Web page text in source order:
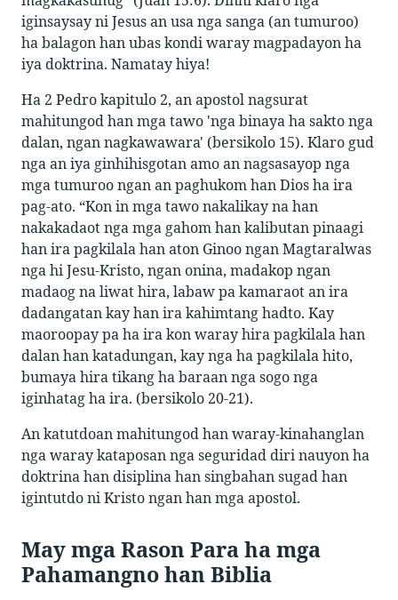
iginsaysay ni Jesus an usa nga sanga (an tumuroo)
ha balagon han ubas kondi waray magpadayon ha
iya doktrina. Namatay hiya!
Ha 2 Pedro kapitulo 2, an apostol nagsurat
mahitungod han mga tawo 'nga binaya ha sakto nga
dalan, ngan nagkawawara' (bersikolo 15). Klaro gud
nga an iya ginhihisgotan amo an nagsasayop nga
mga tumuroo ngan an paghukom han Dios ha ira
pag-ato. “Kon in mga tawo nakalikay na han
nakakadaot nga mga gahom han kalibutan pinaagi
han ira pagkilala han aton Ginoo ngan Magtaralwas
nga hi Jesu-Kristo, ngan onina, madakop ngan
madaog na liwat hira, labaw pa kamaraot an ira
dadangatan kay han ira kahimtang hadto. Kay
maoroopay pa ha ira kon waray hira pagkilala han
dalan han katadungan, kay nga ha pagkilala hito,
bumaya hira tikang ha baraan nga sogo nga
iginhatag ha ira. (bersikolo 20-21).
An katutdoan mahitungod han waray-kinahanglan
nga waray kataposan nga seguridad diri nauyon ha
doktrina han disiplina han singbahan sugad han
igintutdo ni Kristo ngan han mga apostol.
May mga Rason Para ha mga
Pahamangno han Biblia